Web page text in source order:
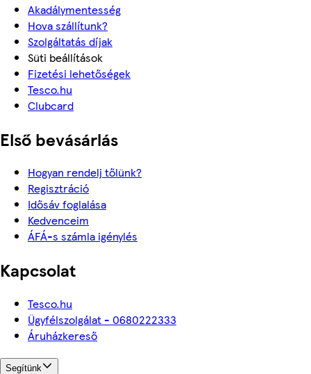
Akadálymentesség
Hova szállítunk?
Szolgáltatás díjak
Süti beállítások
Fizetési lehetőségek
Tesco.hu
Clubcard
Első bevásárlás
Hogyan rendelj tőlünk?
Regisztráció
Idősáv foglalása
Kedvenceim
ÁFÁ-s számla igénylés
Kapcsolat
Tesco.hu
Ügyfélszolgálat - 0680222333
Áruházkereső
Segítünk